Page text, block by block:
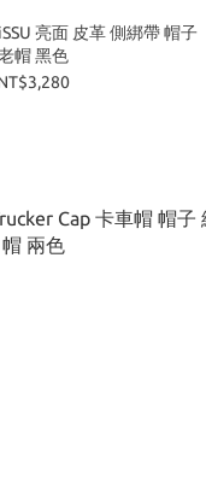
亮面 皮革 側綁帶 帽子
帽 黑色